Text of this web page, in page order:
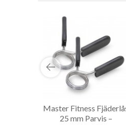
Master Fitness
25 mm Parvis –